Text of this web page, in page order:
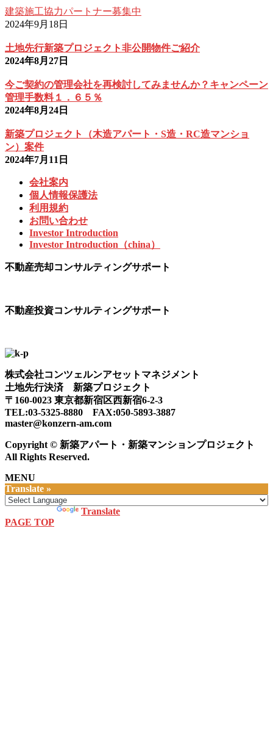
建築施工協力パートナー募集中
2024年9月18日
土地先行新築プロジェクト非公開物件ご紹介
2024年8月27日
今ご契約の管理会社を再検討してみませんか？キャンペーン
管理手数料１．６５％
2024年8月24日
新築プロジェクト（木造アパート・S造・RC造マンショ
ン）案件
2024年7月11日
会社案内
個人情報保護法
利用規約
お問い合わせ
Investor Introduction
Investor Introduction（china）
不動産売却コンサルティングサポート
不動産投資コンサルティングサポート
株式会社コンツェルンアセットマネジメント
土地先行決済 新築プロジェクト
〒160-0023 東京都新宿区西新宿6-2-3
TEL:03-5325-8880 FAX:050-5893-3887
master@konzern-am.com
Copyright © 新築アパート・新築マンションプロジェクト
All Rights Reserved.
MENU
Translate »
Translate
PAGE TOP